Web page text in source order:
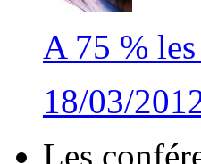
A 75 %
18/03/
Les